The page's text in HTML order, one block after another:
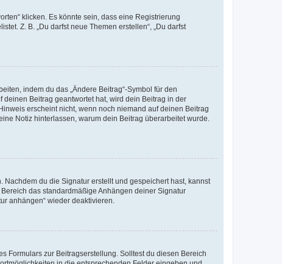
klicken. Es könnte sein, dass eine Registrierung
Z. B. „Du darfst neue Themen erstellen“, „Du darfst
indem du das „Ändere Beitrag“-Symbol für den
Beitrag geantwortet hat, wird dein Beitrag in der
erscheint nicht, wenn noch niemand auf deinen Beitrag
Notiz hinterlassen, warum dein Beitrag überarbeitet wurde.
du die Signatur erstellt und gespeichert hast, kannst
das standardmäßige Anhängen deiner Signatur
anhängen“ wieder deaktivieren.
Formulars zur Beitragserstellung. Solltest du diesen Bereich